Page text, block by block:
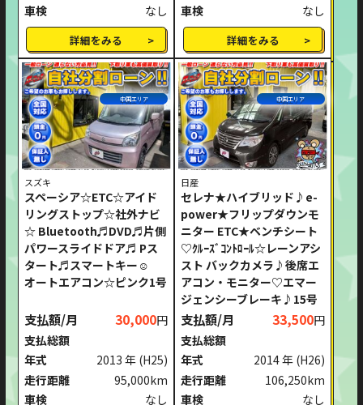
車検
なし
詳細をみる
車検
なし
詳細をみる
中国エリア
スズキ
スペーシア☆ETC☆アイド
リングストップ☆社外ナビ
☆ Bluetooth♬DVD♬片側
パワースライドドア♬ Pス
タート♬スマートキー☺
オートエアコン☆ピンク1号
支払額/月 30,000円
支払総額
年式
2013 年 (H25)
走行距離
95,000km
車検
なし
中国エリア
日産
セレナ★ハイブリッド♪e-
power★フリップダウンモ
ニター ETC★ベンチシート
♡ｸﾙｰｽﾞｺﾝﾄﾛｰﾙ☆レーンアシ
スト バックカメラ♪後席エ
アコン・モニター♡エマー
ジェンシーブレーキ♪15号
支払額/月 33,500円
支払総額
年式
2014 年 (H26)
走行距離
106,250km
車検
なし